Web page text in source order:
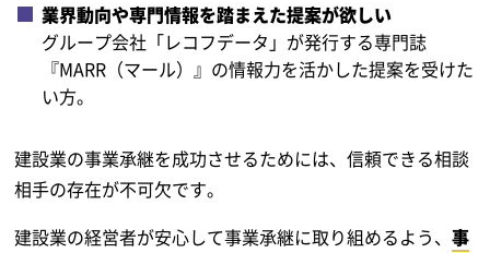
業界動向や専門情報を踏まえた提案が欲しい
グループ会社「レコフデータ」が発行する専門誌
『MARR（マール）』の情報力を活かした提案を受けた
い方。
建設業の事業承継を成功させるためには、信頼できる相談
相手の存在が不可欠です。
建設業の経営者が安心して事業承継に取り組めるよう、事